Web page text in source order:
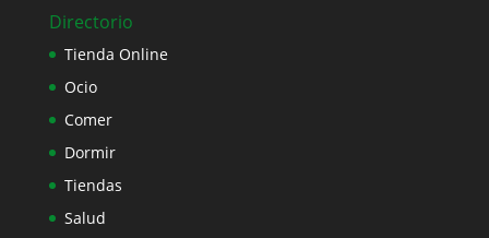
Directorio
Tienda Online
Ocio
Comer
Dormir
Tiendas
Salud